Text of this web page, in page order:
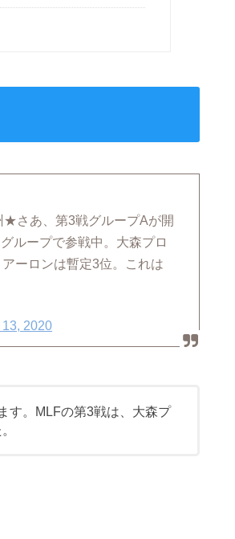
★さあ、第3戦グループAが開
ループで参戦中。大森プロ
ーロンは暫定3位。これは
13, 2020
す。MLFの第3戦は、大森プ